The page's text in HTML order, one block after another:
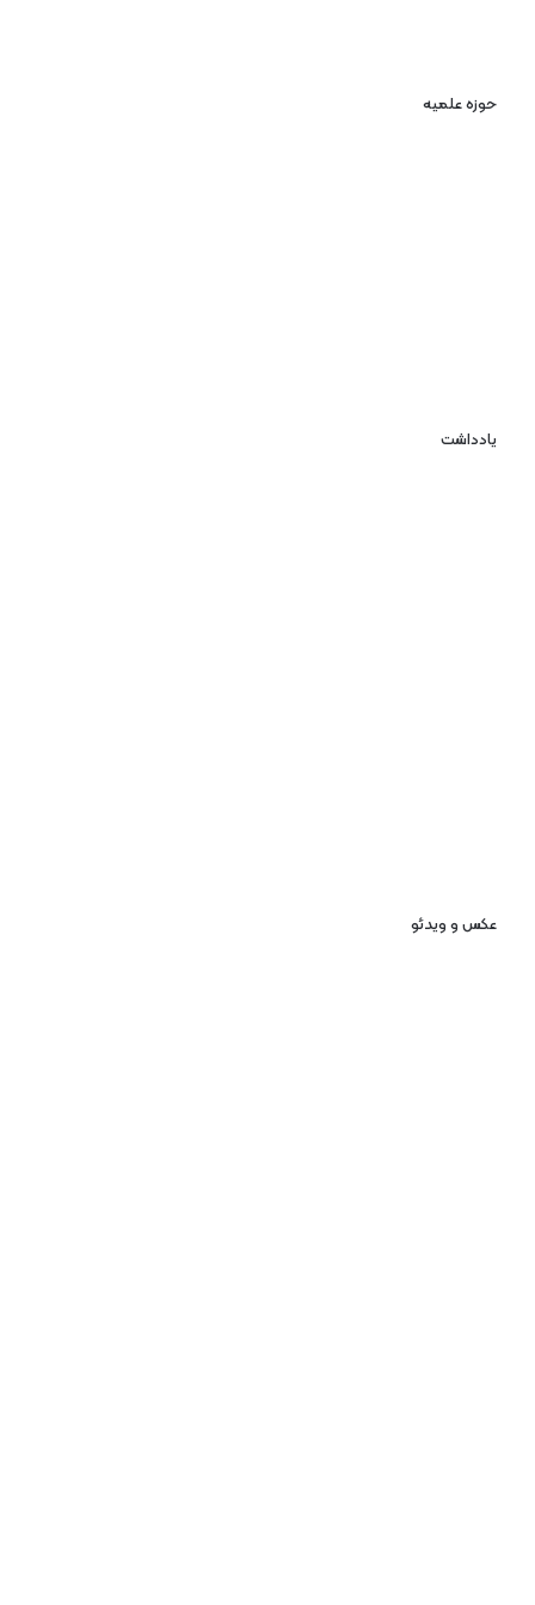
حوزه علمیه
یادداشت
عکس و ویدئو